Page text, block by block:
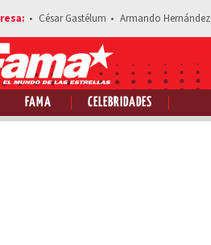
César Gastélum Armando Hernández
FAMA CELEBRIDADES